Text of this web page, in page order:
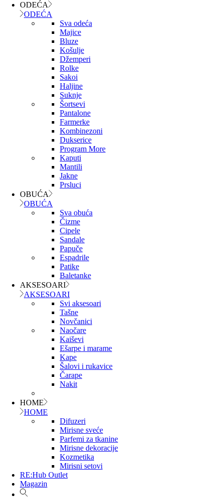
ODEĆA
ODEĆA
Sva odeća
Majice
Bluze
Košulje
Džemperi
Rolke
Sakoi
Haljine
Suknje
Šortsevi
Pantalone
Farmerke
Kombinezoni
Dukserice
Program More
Kaputi
Mantili
Jakne
Prsluci
OBUĆA
OBUĆA
Sva obuća
Čizme
Cipele
Sandale
Papuče
Espadrile
Patike
Baletanke
AKSESOARI
AKSESOARI
Svi aksesoari
Tašne
Novčanici
Naočare
Kaiševi
Ešarpe i marame
Kape
Šalovi i rukavice
Čarape
Nakit
HOME
HOME
Difuzeri
Mirisne sveće
Parfemi za tkanine
Mirisne dekoracije
Kozmetika
Mirisni setovi
RE:Hub Outlet
Magazin